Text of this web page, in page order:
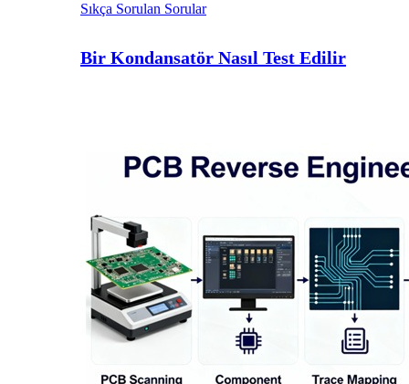
Sıkça Sorulan Sorular
Bir Kondansatör Nasıl Test Edilir